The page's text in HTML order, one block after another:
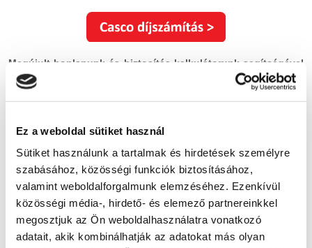
Ez a weboldal sütiket használ
Sütiket használunk a tartalmak és hirdetések személyre
szabásához, közösségi funkciók biztosításához,
valamint weboldalforgalmunk elemzéséhez. Ezenkívül
közösségi média-, hirdető- és elemező partnereinkkel
megosztjuk az Ön weboldalhasználatra vonatkozó
adatait, akik kombinálhatják az adatokat más olyan
Megújult honlapunk és biztosítás kalkulátorunk segítségével
könnyedén összehasonlíthatja a hazai biztosító társaságok
casco ajánlatait és kiválaszthatja az igényeinek leginkább
megfelelő biztosítási terméket.
összehasonlító felületek független oldalak, a megjelenített
biztosítási ajánlatok nem szponzorált termékek, ezért
oldalunkon nem találhatóak kiemelt ajánlatok sem.
Amennyiben kérdése adódik a díjszámítás vagy a szerződés
megkötése folyamán, állunk rendelkezésére elérhetőségeinken!
Mi kiszámoljuk, Ön választ!